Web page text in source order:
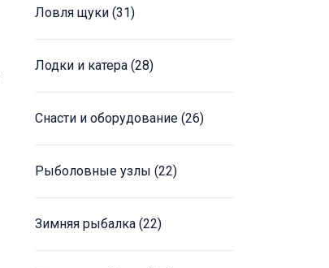
Ловля щуки (31)
Лодки и катера (28)
Снасти и оборудование (26)
Рыболовные узлы (22)
Зимняя рыбалка (22)